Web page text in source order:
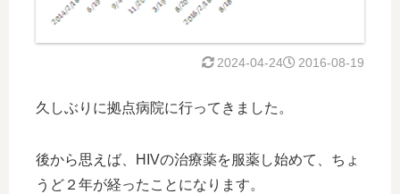
2016-08-19
2024-04-24
久しぶりに拠点病院に行ってきました。
後から思えば、HIVの治療薬を服薬し始めて、ちょ
うど２年が経ったことになります。